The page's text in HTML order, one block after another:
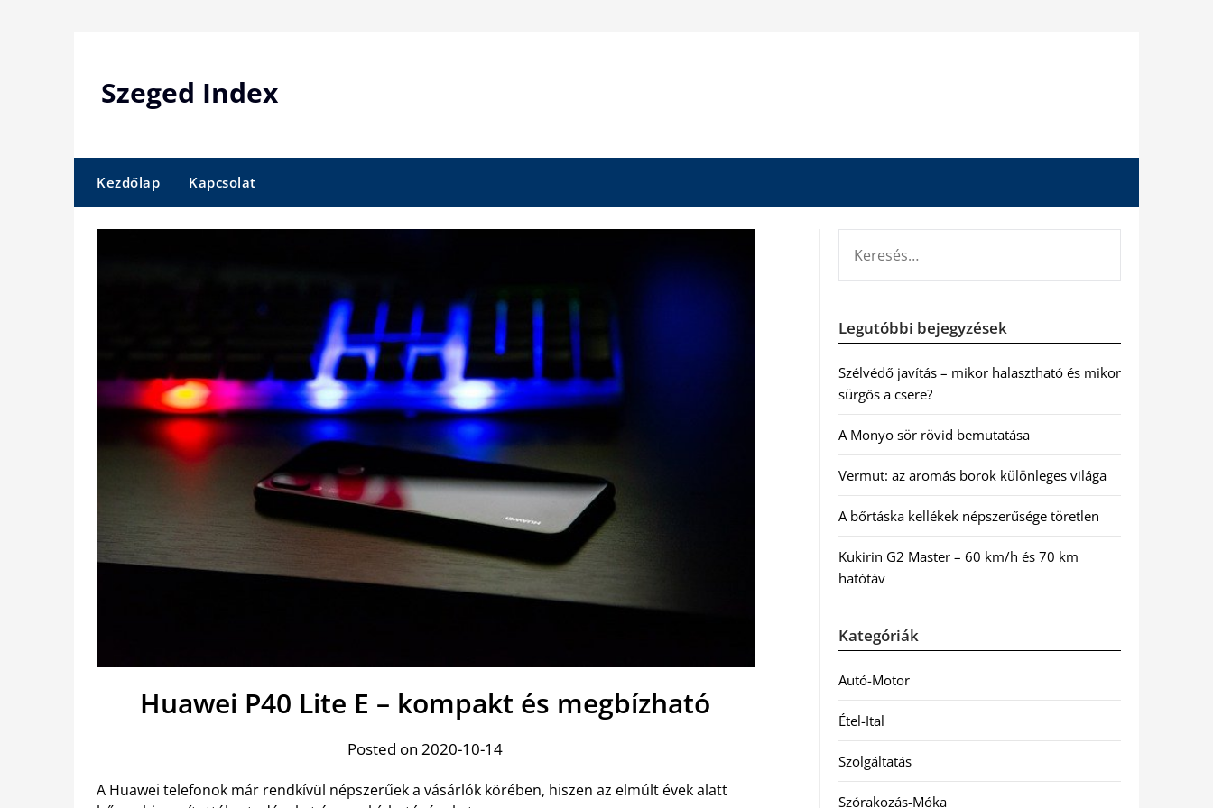
Szeged Index
Kezdőlap Kapcsolat
Huawei P40 Lite E – kompakt és megbízható
Posted on 2020-10-14
A Huawei telefonok már rendkívül népszerűek a vásárlók körében, hiszen az elmúlt évek alatt
Legutóbbi bejegyzések
Szélvédő javítás – mikor halasztható és mikor
sürgős a csere?
A Monyo sör rövid bemutatása
Vermut: az aromás borok különleges világa
A bőrtáska kellékek népszerűsége töretlen
Kukirin G2 Master – 60 km/h és 70 km
hatótáv
Kategóriák
Autó-Motor
Étel-Ital
Szolgáltatás
Szórakozás-Móka